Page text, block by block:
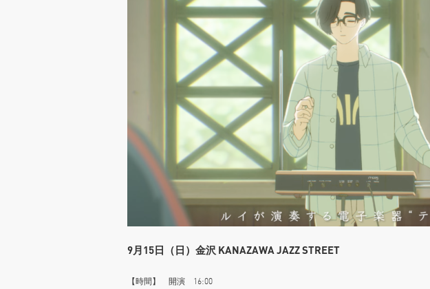
9月15日（日）金沢 KANAZAWA JAZZ STREET
【時間】 開演 16:00